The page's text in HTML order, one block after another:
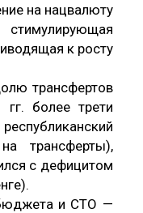
на нацвалюту
к росту
трансфертов
более трети
трансферты),
с дефицитом
и СТО —